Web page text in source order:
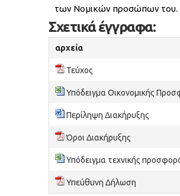
των Νομικών προσώπων του.
Σχετικά έγγραφα:
αρχεία
Τεύχος
Υπόδειγμα Οικονομικής
Περίληψη Διακήρυξης
Όροι Διακήρυξης
Υπόδειγμα τεχνικής
Υπεύθυνη Δήλωση